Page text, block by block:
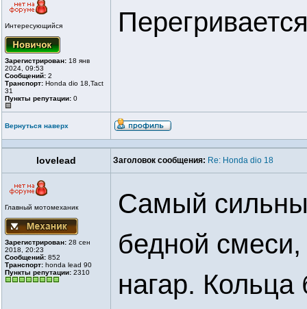
Интересующийся
Зарегистрирован: 18 янв
2024, 09:53
Сообщений: 2
Транспорт: Honda dio 18,Tact
31
Пункты репутации: 0
Вернуться наверх
lovelead Заголовок сообщения: Re: Honda dio 18
Главный мотомеханик
Зарегистрирован: 28 сен
2018, 20:23
Сообщений: 852
Транспорт: honda lead 90
Пункты репутации: 2310
Самый
бедной
нагар.